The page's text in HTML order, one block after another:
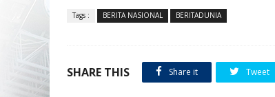
Tags : BERITA NASIONAL BERITADUNIA
SHARE THIS Share it Tweet